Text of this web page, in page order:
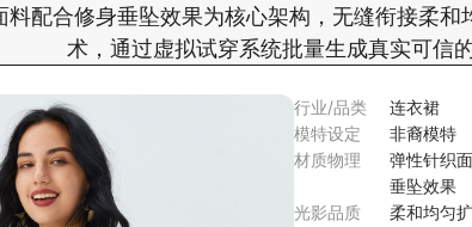
料配合修身垂坠效果为核心架构，无缝衔接柔
术，通过虚拟试穿系统批量生成真实可信
行业/品类
连衣裙
模特设定
非裔模特
材质物理
弹性针织
垂坠效果
光影品质
柔和均匀